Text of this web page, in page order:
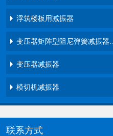
浮筑楼板用减振器
变压器矩阵型阻尼弹簧减振器…
变压器减振器
模切机减振器
联系方式